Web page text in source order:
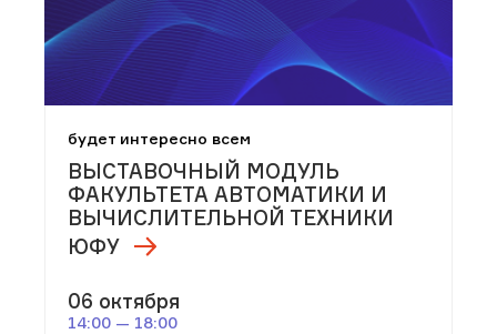
будет интересно всем
ВЫСТАВОЧНЫЙ МОДУЛЬ
ФАКУЛЬТЕТА АВТОМАТИКИ И
ВЫЧИСЛИТЕЛЬНОЙ ТЕХНИКИ
ЮФУ
06 октября
14:00 — 18:00